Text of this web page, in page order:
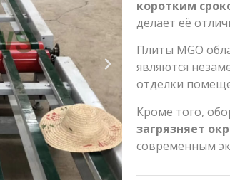
коротким
делает её
Плиты MGO
являются
отделки
Кроме того,
загрязняет
современным